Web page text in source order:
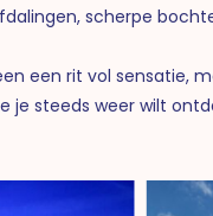
scherpe
een rit vol sensatie,
je steeds weer wilt